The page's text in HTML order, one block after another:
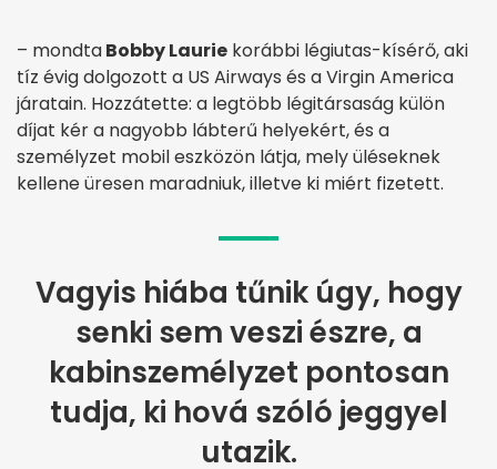
– mondtaBobby Laurie korábbi légiutas-kísérő, aki
tíz évig dolgozott a US Airways és a Virgin America
járatain. Hozzátette: a legtöbb légitársaság külön
díjat kér a nagyobb lábterű helyekért, és a
személyzet mobil eszközön látja, mely üléseknek
kellene üresen maradniuk, illetve ki miért fizetett.
Vagyis hiába tűnik úgy, hogy
senki sem veszi észre, a
kabinszemélyzet pontosan
tudja, ki hová szóló jeggyel
utazik.